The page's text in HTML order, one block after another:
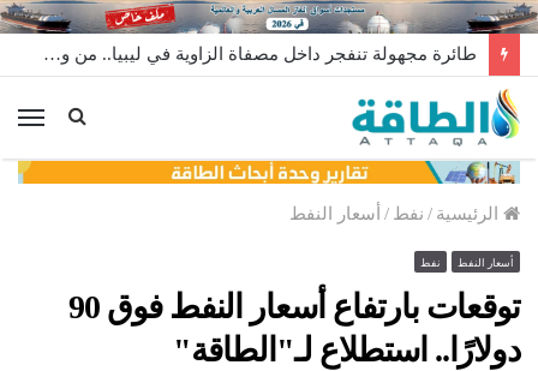
طائرة مجهولة تنفجر داخل مصفاة الزاوية في ليبيا.. من وراء إطلاقها؟
الرئيسية / نفط / أسعار النفط
أسعار النفط نفط
توقعات بارتفاع أسعار النفط فوق 90
دولارًا.. استطلاع لـ"الطاقة"